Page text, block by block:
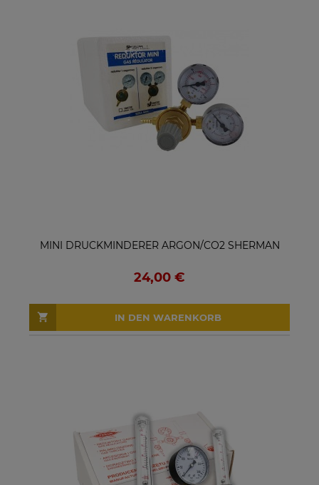
MINI DRUCKMINDERER ARGON/CO2 SHERMAN
24,00 €
IN DEN WARENKORB